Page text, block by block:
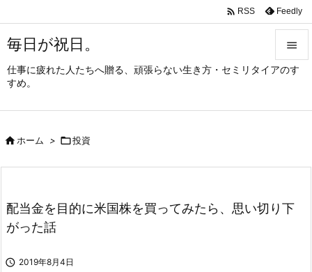
毎日が祝日。
仕事に疲れた人たちへ贈る、頑張らない生き方・セミリタイアのす
すめ。




 RSS Feedly
ホーム > 投資
配当金を目的に米国株を買ってみたら、思い切り下
がった話
 2019年8月4日